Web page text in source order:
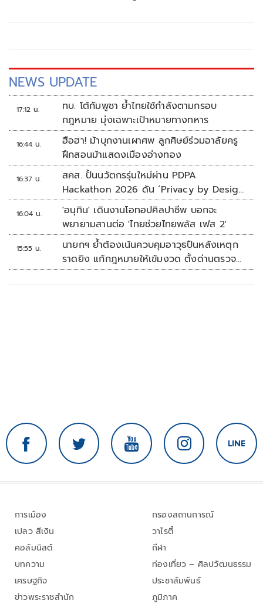
NEWS UPDATE
17:12 น.
ทบ. โต้กัมพูชา ย้ำไทยใช้กำลังตามกรอบ
กฎหมาย มุ่งเฉพาะเป้าหมายทางทหาร
16:44 น.
ฮือฮา! ม้าบุกงานเผาศพ ลูกศิษย์ร่วมอาลัยครู
ฝึกสอนม้าแสดงเมืองอ่างทอง
16:37 น.
สคส. ปั้นนวัตกรรุ่นใหม่ผ่าน PDPA
Hackathon 2026 ดัน ‘Privacy by Design
for all’ สู่โซลูชันคุ้มครองข้อมูลส่วนบุคคลที่
ใช้ได้จริง
16:04 น.
'อนุทิน' เดินงานโอทอปศิลปาชีพ บอกจะ
พยายามสานต่อ 'ไทยช่วยไทยพลัส เฟส 2'
15:55 น.
นายกฯ ย้ำต้องเน้นควบคุมอาวุธปืนหลังเหตุก
ราดยิง แก้กฎหมายให้เข้มงวด ตั้งด่านตรวจ
เพิ่ม
การเมือง
เปลว สีเงิน
คอลัมนิสต์
บทความ
เศรษฐกิจ
ข่าวพระราชสำนัก
กรองสถานการณ์
วาไรตี้
กีฬา
ท่องเที่ยว – ศิลปวัฒนธรรม
ประชาสัมพันธ์
ภูมิภาค